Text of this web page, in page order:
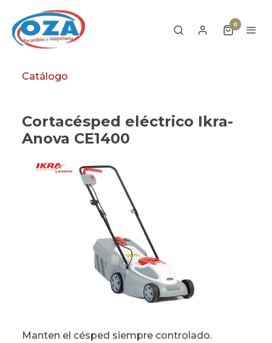
0
Catálogo
Cortacésped eléctrico Ikra-
Anova CE1400
Manten el césped siempre controlado.